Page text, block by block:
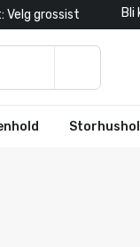
Velg grossist Bli